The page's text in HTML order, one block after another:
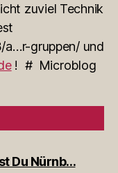
zuviel Technik
a…r-gruppen/ und
! # Microblog
Du Nürnb…